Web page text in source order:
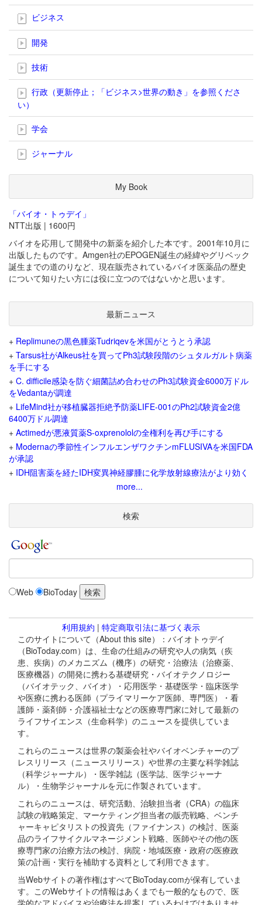
ビジネス
開発
技術
行政（更新停止；「ビジネス>世界の動き」を参照くださ
い）
学会
ジャーナル
My Book
「バイオ・トゥデイ」
NTT出版 | 1600円
バイオを応用して開発中の新薬を紹介した本です。2001年10月に
出版したものです。Amgen社のEPOGEN誕生の経緯やグリベック
誕生までの道のりなど、現在販売されているバイオ医薬品の歴史
について知りたい方には役に立つのではないかと思います。
最新ニュース
+ Replimuneの黒色腫薬Tudriqevを米国がとうとう承認
+ Tarsus社がAlkeus社を買ってPh3試験段階のシュタルガルト病薬
を手にする
+ C. difficile感染を防ぐ細菌詰め合わせのPh3試験資金6000万ドル
をVedantaが調達
+ LifeMind社が移植臓器拒絶予防薬LIFE-001のPh2試験資金2億
6400万ドル調達
+ Actimedが悪液質薬S-oxprenololの全権利を再び手にする
+ Modernaの季節性インフルエンザワクチンmFLUSIVAを米国FDA
が承認
+ IDH阻害薬を経たIDH変異神経膠腫に化学放射線療法がより効く
more...
検索
Web BioToday
利用規約 | 特定商取引法に基づく表示
このサイトについて（About this site）：バイオトゥデイ
（BioToday.com）は、生命の仕組みの研究や人の病気（疾
患、疾病）のメカニズム（機序）の研究・治療法（治療薬、
医療機器）の開発に携わる基礎研究・バイオテクノロジー
（バイオテック、バイオ）・応用医学・基礎医学・臨床医学
や医療に携わる医師（プライマリーケア医師、専門医）・看
護師・薬剤師・介護福祉士などの医療専門家に対して最新の
ライフサイエンス（生命科学）のニュースを提供していま
す。
これらのニュースは世界の製薬会社やバイオベンチャーのプ
レスリリース（ニュースリリース）や世界の主要な科学雑誌
（科学ジャーナル）・医学雑誌（医学誌、医学ジャーナ
ル）・生物学ジャーナルを元に作製されています。
これらのニュースは、研究活動、治験担当者（CRA）の臨床
試験の戦略策定、マーケティング担当者の販売戦略、ベンチ
ャーキャピタリストの投資先（ファイナンス）の検討、医薬
品のライフサイクルマネージメント戦略、医師やその他の医
療専門家の治療方法の検討、病院・地域医療・政府の医療政
策の計画・実行を補助する資料として利用できます。
当Webサイトの著作権はすべてBioToday.comが保有していま
す。このWebサイトの情報はあくまでも一般的なもので、医